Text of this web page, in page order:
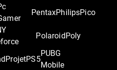
PentaxPhilipsPico
PolaroidPoly
ProjetPS5
PUBG
Mobile